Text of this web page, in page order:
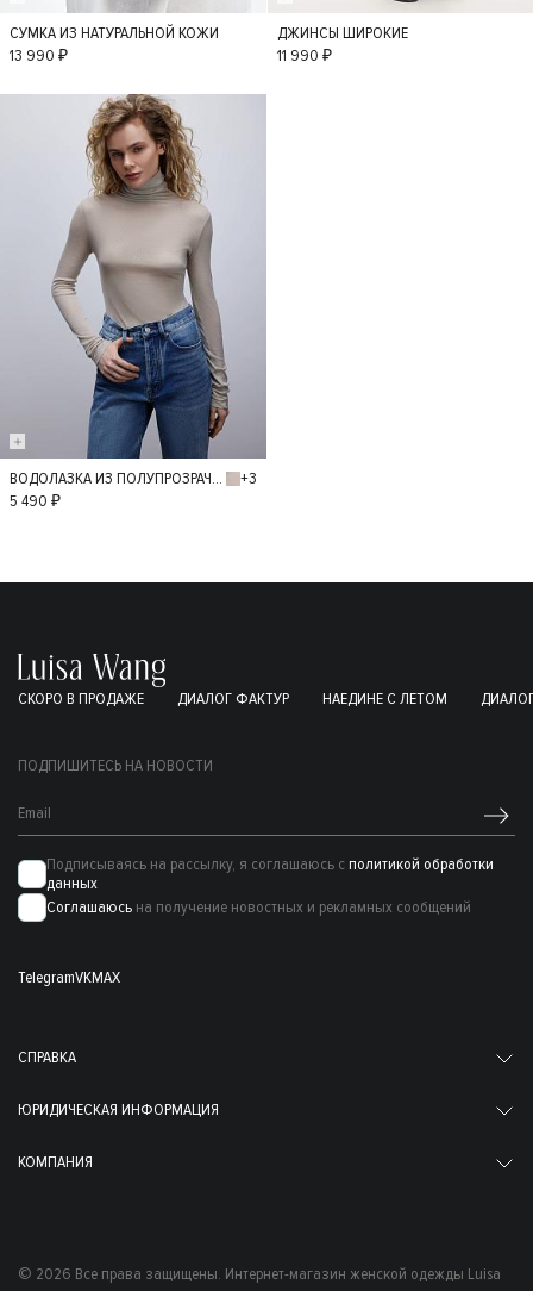
S
СУМКА ИЗ НАТУРАЛЬНОЙ КОЖИ
13 990 ₽
36
ДЖИНСЫ ШИРОКИЕ
11 990 ₽
M
ВОДОЛАЗКА ИЗ ПОЛУПРОЗРАЧНОГО ТРИКОТАЖА
+3
5 490 ₽
СКОРО В ПРОДАЖЕ ДИАЛОГ ФАКТУР НАЕДИНЕ С ЛЕТОМ
ПОДПИШИТЕСЬ НА НОВОСТИ
Подписываясь на рассылку, я соглашаюсь с политикой обработки
данных
Соглашаюсь на получение новостных и рекламных сообщений
TelegramVKMAX
СПРАВКА
ЮРИДИЧЕСКАЯ ИНФОРМАЦИЯ
КОМПАНИЯ
© 2026 Все права защищены. Интернет-магазин женской одежды Luisa